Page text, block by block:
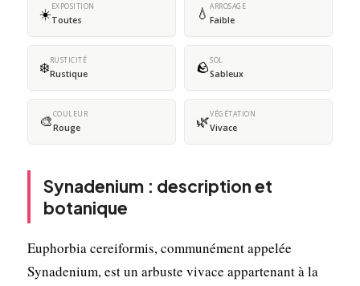
☀️EXPOSITION
Toutes 💧 ARROSAGE
Faible
❄️RUSTICITÉ
Rustique 🪨SOL
Sableux
🎨COULEUR
Rouge 🌿VÉGÉTATION
Vivace
Synadenium : description et
botanique
Euphorbia cereiformis, communément appelée
Synadenium, est un arbuste vivace appartenant à la